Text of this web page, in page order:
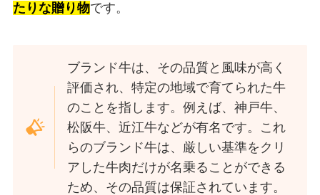
たりな贈り物です。
ブランド牛は、その品質と風味が高く
評価され、特定の地域で育てられた牛
のことを指します。例えば、神戸牛、
松阪牛、近江牛などが有名です。これ
らのブランド牛は、厳しい基準をクリ
アした牛肉だけが名乗ることができる
ため、その品質は保証されています。